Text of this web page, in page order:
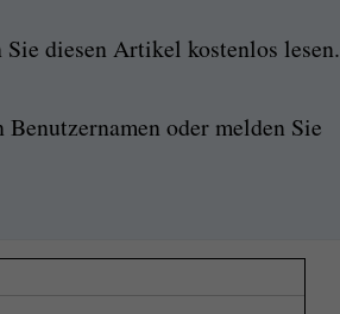
diesen Artikel kostenlos lesen.
oder melden Sie